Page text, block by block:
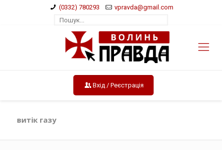
(0332) 780293 vpravda@gmail.com
Вхід / Реєстрація
витік газу